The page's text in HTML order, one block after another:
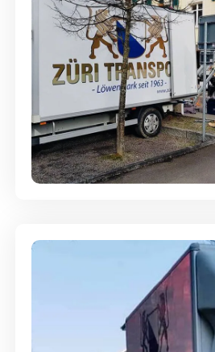
Entsorgung & Räumung